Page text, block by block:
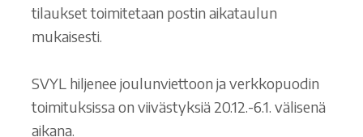
tilaukset toimitetaan postin aikataulun
mukaisesti.
SVYL hiljenee joulunviettoon ja verkkopuodin
toimituksissa on viivästyksiä 20.12.-6.1. välisenä
aikana.